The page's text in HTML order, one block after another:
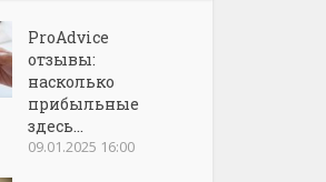
ProAdvice
отзывы:
насколько
прибыльные
здесь...
09.01.2025 16:00